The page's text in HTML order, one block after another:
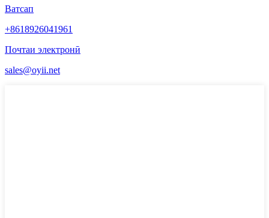
Ватсап
+8618926041961
Почтаи электронӣ
sales@oyii.net